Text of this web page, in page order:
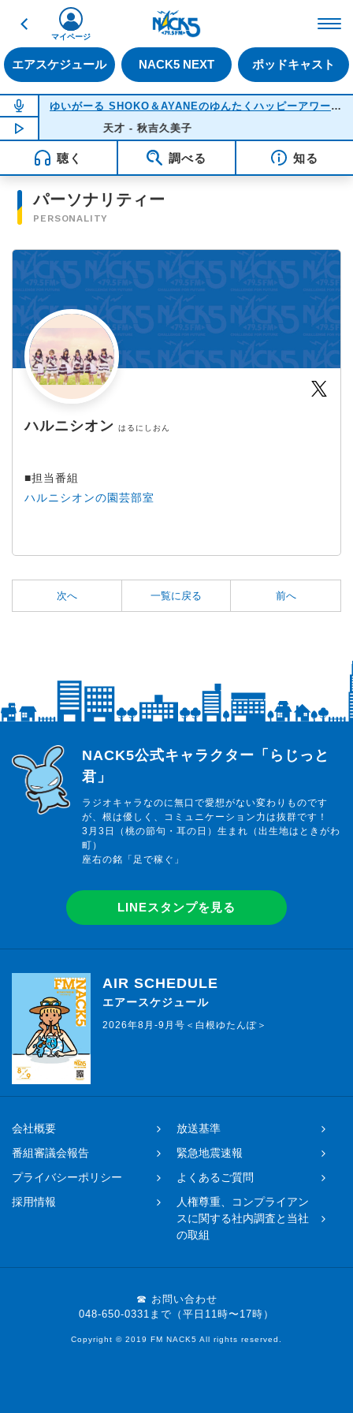
戻る
エアスケジュール NACK5 NEXT ポッドキャスト
マイページ
NOW ON AIR ゆいがーる SHOKO＆AYANEのゆんたくハッピーアワー
NOW PLAYING21:51
天才 - 秋吉久美子
聴く 調べる 知る
パーソナリティー
PERSONALITY
ハルニシオン はるにしおん
■担当番組
ハルニシオンの園芸部室
次へ 一覧に戻る 前へ
らじっと君
NACK5公式キャラクター「らじっと
君」
ラジオキャラなのに無口で愛想がない変わりものです
が、根は優しく、コミュニケーション力は抜群です！
3月3日（桃の節句・耳の日）生まれ（出生地はときがわ
町）
座右の銘「足で稼ぐ」
LINEスタンプを見る
AIR SCHEDULE
エアースケジュール
2026年8月-9月号＜白根ゆたんぽ＞
会社概要
放送基準
番組審議会報告
緊急地震速報
プライバシーポリシー
よくあるご質問
採用情報
人権尊重、コンプライアン
スに関する社内調査と当社
の取組
☎ お問い合わせ
048-650-0331まで（平日11時〜17時）
Copyright © 2019 FM NACK5 All rights reserved.